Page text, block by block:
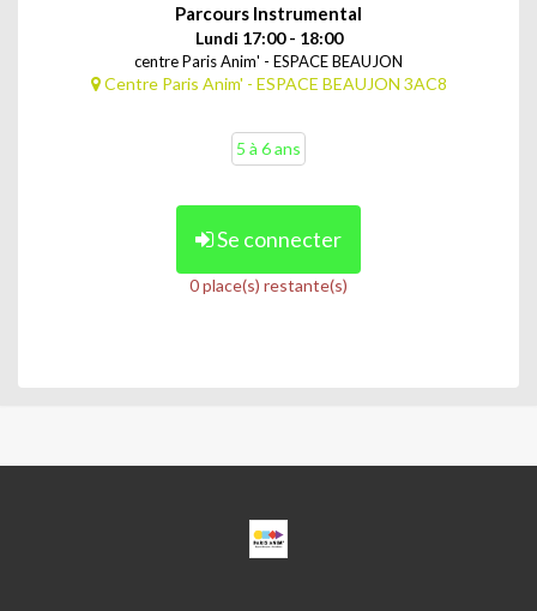
Parcours Instrumental
Lundi 17:00 - 18:00
centre Paris Anim' - ESPACE BEAUJON
Centre Paris Anim' - ESPACE BEAUJON 3AC8
5 à 6 ans
Se connecter
0 place(s) restante(s)
ESPACE
BEAUJON